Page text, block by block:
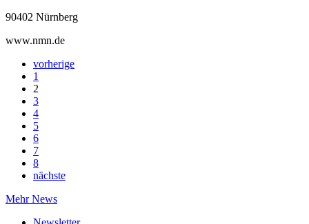
90402 Nürnberg
www.nmn.de
vorherige
1
2
3
4
5
6
7
8
nächste
Mehr News